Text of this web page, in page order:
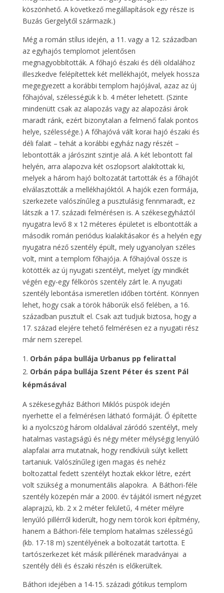
köszönhető. A következő megállapítások egy része is
Buzás Gergelytől származik.)
Még a román stílus idején, a 11. vagy a 12. században
az egyhajós templomot jelentősen
megnagyobbították. A főhajó északi és déli oldalához
illeszkedve felépítettek két mellékhajót, melyek hossza
megegyezett a korábbi templom hajójával, azaz az új
főhajóval, szélességük k b. 4 méter lehetett. (Szinte
mindenütt csak az alapozás vagy az alapozási árok
maradt ránk, ezért bizonytalan a felmenő falak pontos
helye, szélessége.) A főhajóvá vált korai hajó északi és
déli falait – tehát a korábbi egyház nagy részét –
lebontották a járószint szintje alá. A két lebontott fal
helyén, arra alapozva két oszlopsort alakítottak ki,
melyek a három hajó boltozatát tartották és a főhajót
elválasztották a mellékhajóktól. A hajók ezen formája,
szerkezete valószínűleg a pusztulásig fennmaradt, ez
látszik a 17. századi felmérésen is. A székesegyháztól
nyugatra levő 8 x 12 méteres épületet is elbontották a
második román periódus kialakításakor és a helyén egy
nyugatra néző szentély épült, mely ugyanolyan széles
volt, mint a templom főhajója. A főhajóval össze is
kötötték az új nyugati szentélyt, melyet így mindkét
végén egy-egy félkörös szentély zárt le. A nyugati
szentély lebontása ismeretlen időben történt. Könnyen
lehet, hogy csak a török háborúk első felében, a 16.
században pusztult el. Csak azt tudjuk biztosa, hogy a
17. század elejére tehető felmérésen ez a nyugati rész
már nem szerepel.
Orbán pápa bullája Urbanus pp felirattal
Orbán pápa bullája Szent Péter és szent Pál
képmásával
A székesegyház Báthori Miklós püspök idején
nyerhette el a felmérésen látható formáját. Ő építette
ki a nyolcszög három oldalával záródó szentélyt, mely
hatalmas vastagságú és négy méter mélységig lenyúló
alapfalai arra mutatnak, hogy rendkívüli súlyt kellett
tartaniuk. Valószínűleg igen magas és nehéz
boltozattal fedett szentélyt hoztak ekkor létre, ezért
volt szükség a monumentális alapokra. A Báthori-féle
szentély közepén már a 2000. év tájától ismert négyzet
alaprajzú, kb. 2 x 2 méter felületű, 4 méter mélyre
lenyúló pillérről kiderült, hogy nem török kori építmény,
hanem a Báthori-féle templom hatalmas szélességű
(kb. 17-18 m) szentélyének a boltozatát tartotta. E
tartószerkezet két másik pillérének maradványai a
szentély déli és északi részén is előkerültek.
Báthori idejében a 14-15. századi gótikus templom